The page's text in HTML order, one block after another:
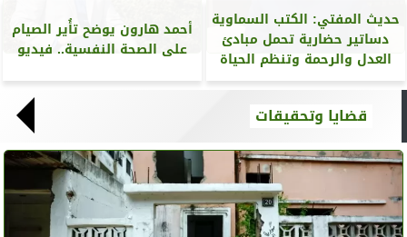
حديث المفتي: الكتب السماوية
دساتير حضارية تحمل مبادئ
العدل والرحمة وتنظم الحياة
أحمد هارون يوضح تأُير الصيام
على الصحة النفسية.. فيديو
قضايا وتحقيقات